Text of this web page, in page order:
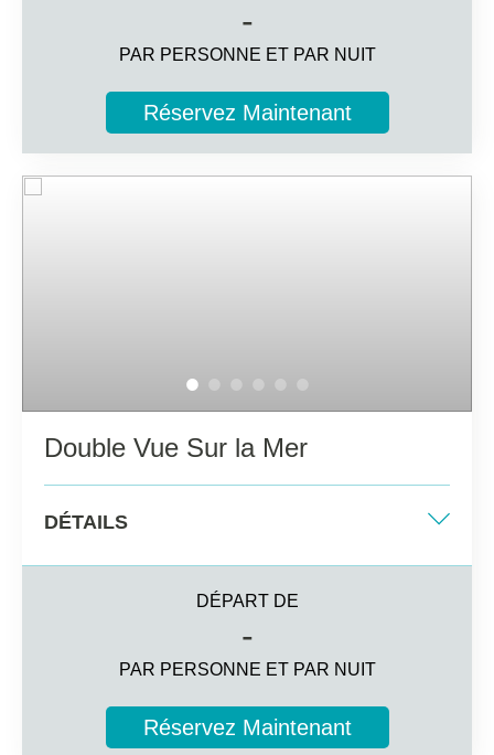
3 invités
Informations complémentaires
-
PAR PERSONNE ET PAR NUIT
Réservez Maintenant
Double Vue Sur la Mer
3 invités
DÉTAILS
DÉPART DE
-
PAR PERSONNE ET PAR NUIT
Réservez Maintenant